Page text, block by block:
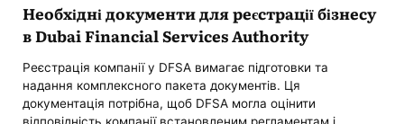
Необхідні документи для реєстрації бізнесу
в Dubai Financial Services Authority
Реєстрація компанії у DFSA вимагає підготовки та
надання комплексного пакета документів. Ця
документація потрібна, щоб DFSA могла оцінити